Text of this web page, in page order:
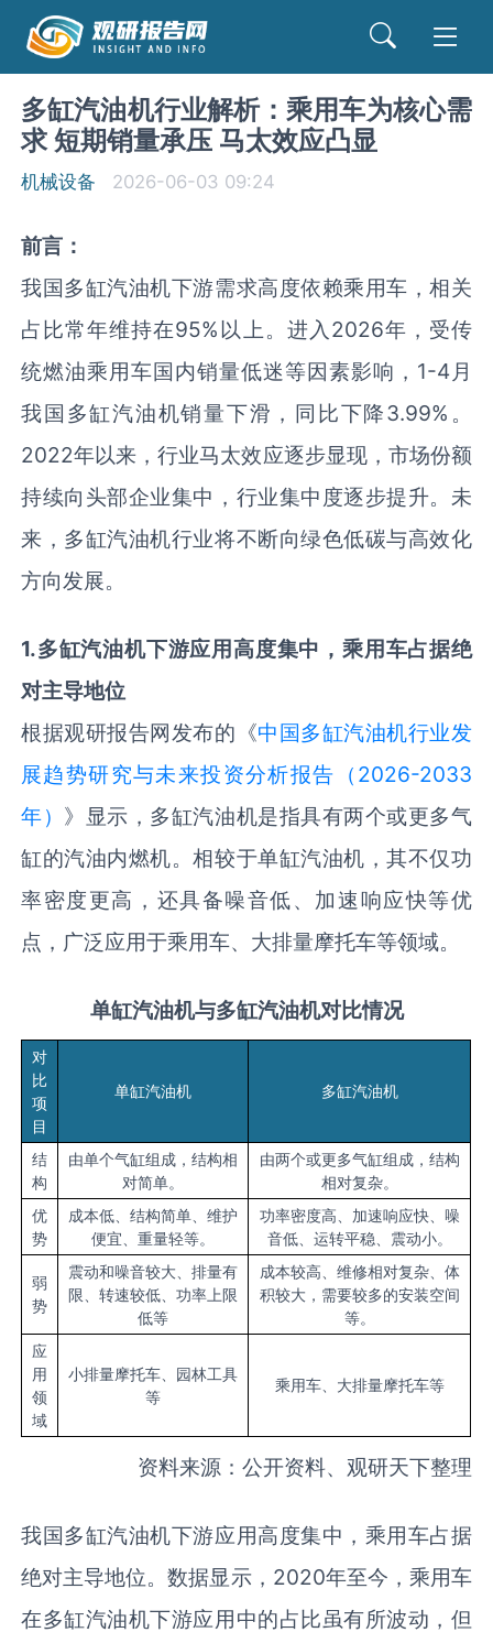
多缸汽油机行业解析：乘用车为核心需
求 短期销量承压 马太效应凸显
机械设备 2026-06-03 09:24
前言：
我国多缸汽油机下游需求高度依赖乘用车，相关
占比常年维持在95%以上。进入2026年，受传
统燃油乘用车国内销量低迷等因素影响，1-4月
我国多缸汽油机销量下滑，同比下降3.99%。
2022年以来，行业马太效应逐步显现，市场份额
持续向头部企业集中，行业集中度逐步提升。未
来，多缸汽油机行业将不断向绿色低碳与高效化
方向发展。
1.多缸汽油机下游应用高度集中，乘用车占据绝
对主导地位
根据观研报告网发布的《中国多缸汽油机行业发
展趋势研究与未来投资分析报告（2026-2033
年） 》显示，多缸汽油机是指具有两个或更多气
缸的汽油内燃机。相较于单缸汽油机，其不仅功
率密度更高，还具备噪音低、加速响应快等优
点，广泛应用于乘用车、大排量摩托车等领域。
单缸汽油机与多缸汽油机对比情况
对
比
项
目
单缸汽油机 多缸汽油机
结
构
由单个气缸组成，结构相
对简单。
由两个或更多气缸组成，结构
相对复杂。
优
势
成本低、结构简单、维护
便宜、重量轻等。
功率密度高、加速响应快、噪
音低、运转平稳、震动小。‌
弱
势
震动和噪音较大、排量有
限、转速较低、功率上限
低等
成本较高、维修相对复杂、体
积较大，需要较多的安装空间
等。
应
用
领
域
小排量摩托车、园林工具
等
乘用车、大排量摩托车等
资料来源：公开资料、观研天下整理
我国多缸汽油机下游应用高度集中，乘用车占据
绝对主导地位。数据显示，2020年至今，乘用车
在多缸汽油机下游应用中的占比虽有所波动，但